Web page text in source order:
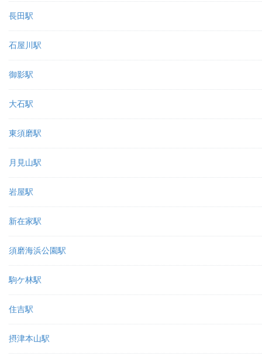
長田駅
石屋川駅
御影駅
大石駅
東須磨駅
月見山駅
岩屋駅
新在家駅
須磨海浜公園駅
駒ケ林駅
住吉駅
摂津本山駅